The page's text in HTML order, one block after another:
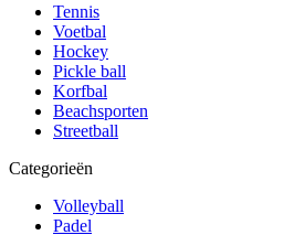
Tennis
Voetbal
Hockey
Pickle ball
Korfbal
Beachsporten
Streetball
Categorieën
Volleyball
Padel